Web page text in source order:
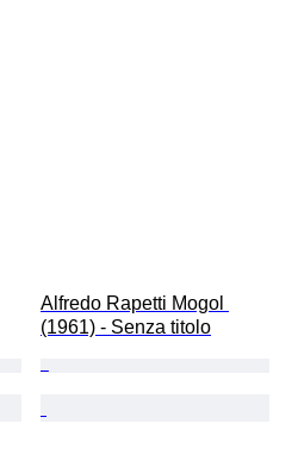
Alfredo Rapetti Mogol
(1961) - Senza titolo